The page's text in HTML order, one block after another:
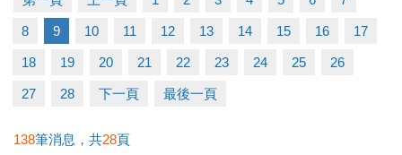
連絡資訊
-洽詢專線：03-2639066 #111
-官網 :
https://www.lzsports.com.tw/zh_TW/news/pageID/1/
-IG : @luzhusports
8 9 10 11 12 13 14 15 16 17
18 19 20 21 22 23 24 25 26
27 28 下一頁 最後一頁
138筆消息，共28頁